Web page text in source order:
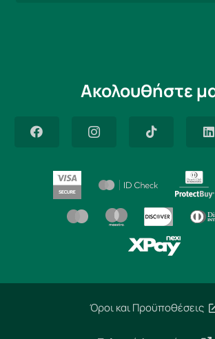
Ακολουθήστε
Όροι και Προϋποθέσεις